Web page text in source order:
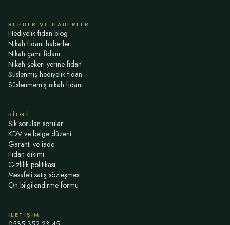
REHBER VE HABERLER
Hediyelik fidan blog
Nikah fidanı haberleri
Nikah çamı fidanı
Nikah şekeri yerine fidan
Süslenmiş hediyelik fidan
Süslenmemiş nikah fidanı
BILGI
Sık sorulan sorular
KDV ve belge düzeni
Garanti ve iade
Fidan dikimi
Gizlilik politikası
Mesafeli satış sözleşmesi
Ön bilgilendirme formu
İLETIŞIM